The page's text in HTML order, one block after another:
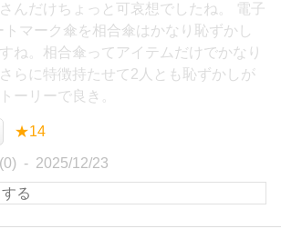
んだけちょっと可哀想でしたね。 電子
トマーク傘を相合傘はかなり恥ずかし
ね。相合傘ってアイテムだけでかなり
らに特徴持たせて2人とも恥ずかしが
ーリーで良き。
★14
2025/12/23